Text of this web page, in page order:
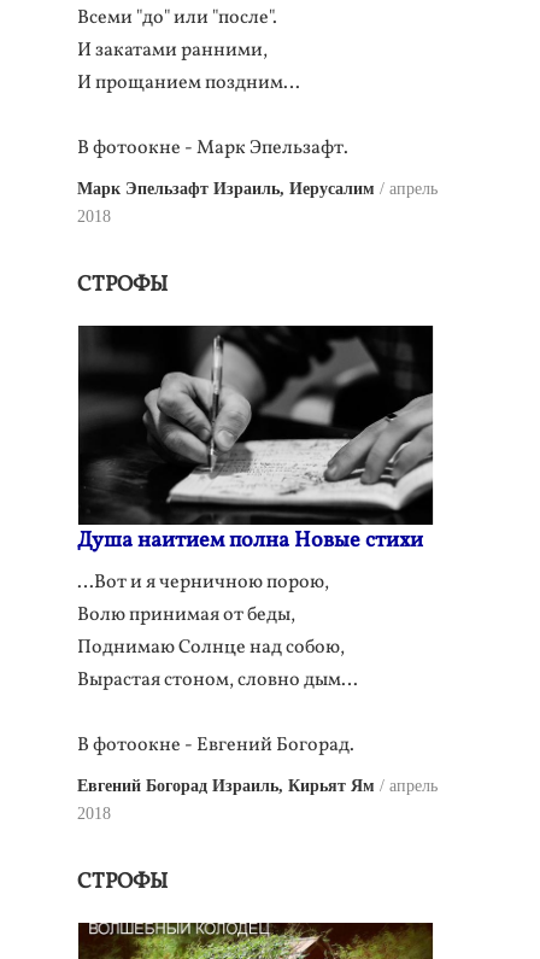
Всеми "до" или "после".
И закатами ранними,
И прощанием поздним…
В фотоокне - Марк Эпельзафт.
Марк Эпельзафт Израиль, Иерусалим
апрель
2018
СТРОФЫ
Душа наитием полна Новые стихи
…Вот и я черничною порою,
Волю принимая от беды,
Поднимаю Солнце над собою,
Вырастая стоном, словно дым…
В фотоокне - Евгений Богорад.
Евгений Богорад Израиль, Кирьят Ям
апрель
2018
СТРОФЫ